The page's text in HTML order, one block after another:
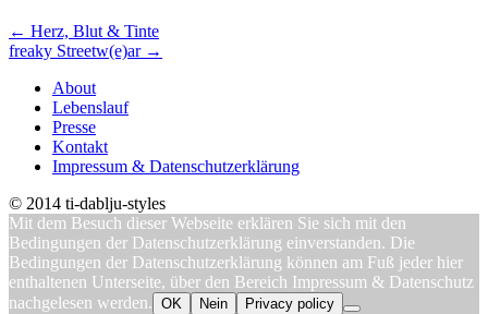
← Herz, Blut & Tinte
freaky Streetw(e)ar →
About
Lebenslauf
Presse
Kontakt
Impressum & Datenschutzerklärung
© 2014 ti-dablju-styles
Mit dem Besuch dieser Webseite erklären Sie sich mit den
Bedingungen der Datenschutzerklärung einverstanden. Die
Bedingungen der Datenschutzerklärung können am Fuß jeder hier
enthaltenen Unterseite, über den Bereich Impressum & Datenschutz
nachgelesen werden. OK Nein Privacy policy